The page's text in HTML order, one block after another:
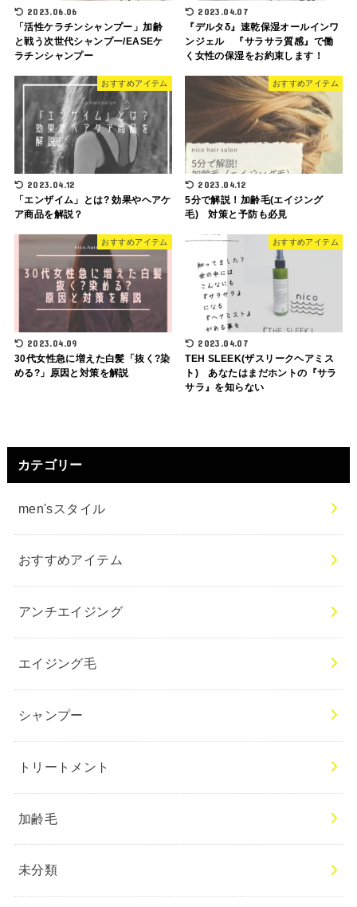
2023.06.06
「活性ケラチンシャンプー」加齢
と戦う次世代シャンプー/EASEケ
ラチンシャンプー
2023.04.07
『デルタδ』速乾保湿オールインワ
ンジェル 『サラサラ質感』で働
く女性の保湿をお約束します！
おすすめアイテム
2023.04.12
「エンザイム」とは? 効果やヘアケ
ア商品を解説？
おすすめアイテム
2023.04.12
5分で解説！加齢毛(エイジング
毛) 対策と予防も必見
おすすめアイテム
2023.04.09
30代女性急に増えた白髪「抜く?染
める?」原因と対策を解説
おすすめアイテム
2023.04.07
TEH SLEEK(ザスリークヘアミス
ト) あなたはまだホントの『サラ
サラ』を知らない
カテゴリー
men'sスタイル
おすすめアイテム
アンチエイジング
エイジング毛
シャンプー
トリートメント
加齢毛
未分類